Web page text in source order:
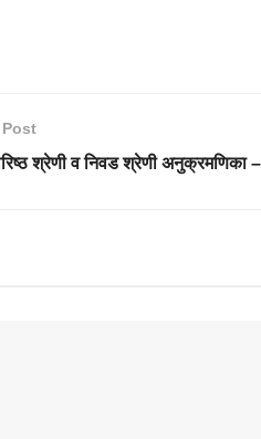
Post
श्रेणी व निवड श्रेणी अनुक्रमणिका –